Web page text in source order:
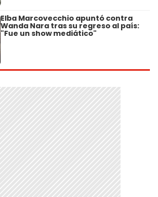
Elba Marcovecchio apuntó contra
Wanda Nara tras su regreso al país:
"Fue un show mediático"